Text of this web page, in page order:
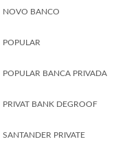
NOVO BANCO
POPULAR
POPULAR BANCA PRIVADA
PRIVAT BANK DEGROOF
SANTANDER PRIVATE